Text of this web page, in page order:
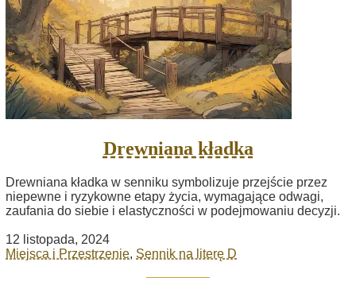
Drewniana kładka
Drewniana kładka w senniku symbolizuje przejście przez
niepewne i ryzykowne etapy życia, wymagające odwagi,
zaufania do siebie i elastyczności w podejmowaniu decyzji.
12 listopada, 2024
Miejsca i Przestrzenie, Sennik na literę D